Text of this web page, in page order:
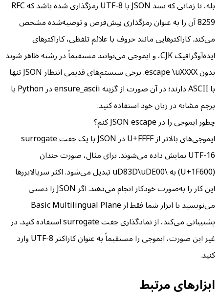
بله، تا زمانی که سند JSON با UTF-8 رمزگذاری شده باشد که RFC
8259 آن را به عنوان رمزگذاری پیش‌فرض و توصیه‌شده مشخص
می‌کند. کاراکترهایی مانند حروف با علائم تلفظی، کاراکترهای
ایده‌آوگرافیک CJK، و ایموجی می‌توانند مستقیماً در رشته ظاهر شوند
بدون escape \uXXXX. برخی سیستم‌های قدیمی انتظار JSON تنها
با ASCII دارند؛ در آن صورت از گزینه ensure_ascii در Python یا
پرچم مشابه در زبان خود استفاده کنید.
چطور ایموجی را در JSON escape کنم؟
ایموجی‌های بالاتر از U+FFFF در JSON با یک جفت surrogate
UTF-16 نمایش داده می‌شوند. برای مثال، صورت خندان
(U+1F600) به \uD83D\uDE00 تبدیل می‌شود. اکثر سریالایزرها
این کار را به‌صورت خودکار انجام می‌دهند. اگر JSON را دستی
می‌نویسید یا ابزار شما فقط از Basic Multilingual Plane
پشتیبانی می‌کند، از نمادگذاری جفت surrogate استفاده کنید. در
غیر این صورت، ایموجی را مستقیماً به عنوان کاراکتر UTF-8 وارد
کنید.
ابزارهای مرتبط